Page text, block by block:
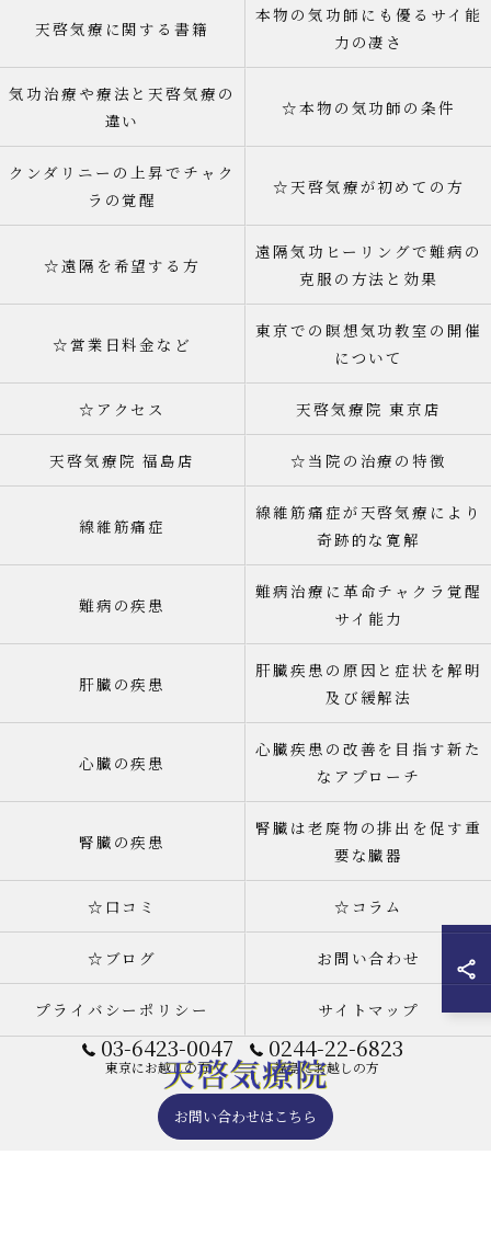
03-6423-0047
東京にお越しの方
0244-22-6823
福島にお越しの方
お問い合わせはこちら
天啓気療に関する書籍
本物の気功師にも優るサイ能
力の凄さ
気功治療や療法と天啓気療の
違い
☆本物の気功師の条件
クンダリニーの上昇でチャク
ラの覚醒
☆天啓気療が初めての方
☆遠隔を希望する方
遠隔気功ヒーリングで難病の
克服の方法と効果
☆営業日料金など
東京での瞑想気功教室の開催
について
☆アクセス 天啓気療院 東京店
天啓気療院 福島店 ☆当院の治療の特徴
線維筋痛症
線維筋痛症が天啓気療により
奇跡的な寛解
難病の疾患
難病治療に革命チャクラ覚醒
サイ能力
肝臓の疾患
肝臓疾患の原因と症状を解明
及び緩解法
心臓の疾患
心臓疾患の改善を目指す新た
なアプローチ
腎臓の疾患
腎臓は老廃物の排出を促す重
要な臓器
☆口コミ ☆コラム
☆ブログ お問い合わせ
プライバシーポリシー サイトマップ
© 2026 天啓気療院(天啓気功療法治療院) 東京店 ALL RIGHTS RESERVED.